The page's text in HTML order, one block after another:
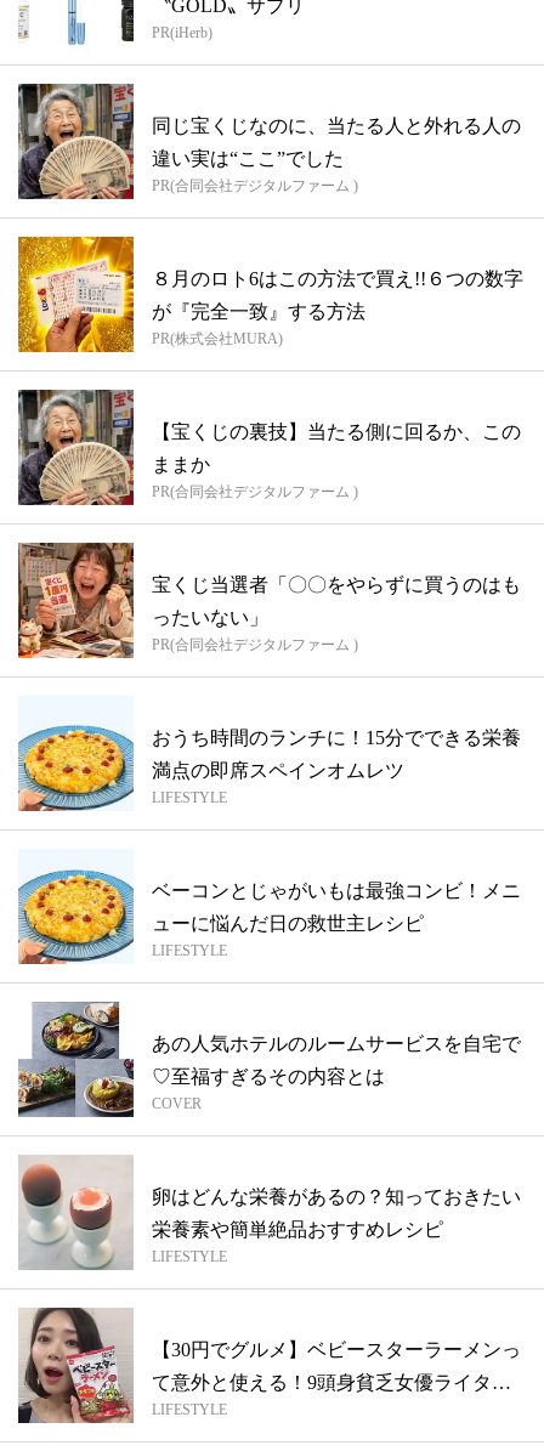
〝GOLD〟サプリ
PR(iHerb)
同じ宝くじなのに、当たる人と外れる人の
違い実は“ここ”でした
PR(合同会社デジタルファーム )
８月のロト6はこの方法で買え!!６つの数字
が『完全一致』する方法
PR(株式会社MURA)
【宝くじの裏技】当たる側に回るか、この
ままか
PR(合同会社デジタルファーム )
宝くじ当選者「〇〇をやらずに買うのはも
ったいない」
PR(合同会社デジタルファーム )
おうち時間のランチに！15分でできる栄養
満点の即席スペインオムレツ
LIFESTYLE
ベーコンとじゃがいもは最強コンビ！メニ
ューに悩んだ日の救世主レシピ
LIFESTYLE
あの人気ホテルのルームサービスを自宅で
♡至福すぎるその内容とは
COVER
卵はどんな栄養があるの？知っておきたい
栄養素や簡単絶品おすすめレシピ
LIFESTYLE
【30円でグルメ】ベビースターラーメンっ
て意外と使える！9頭身貧乏女優ライター
の...
LIFESTYLE